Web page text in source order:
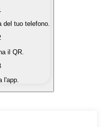
ti interessano in modo
valuta fiat quando ne
un'altra
self-custodial.
del tuo telefono.
il QR.
l'app.